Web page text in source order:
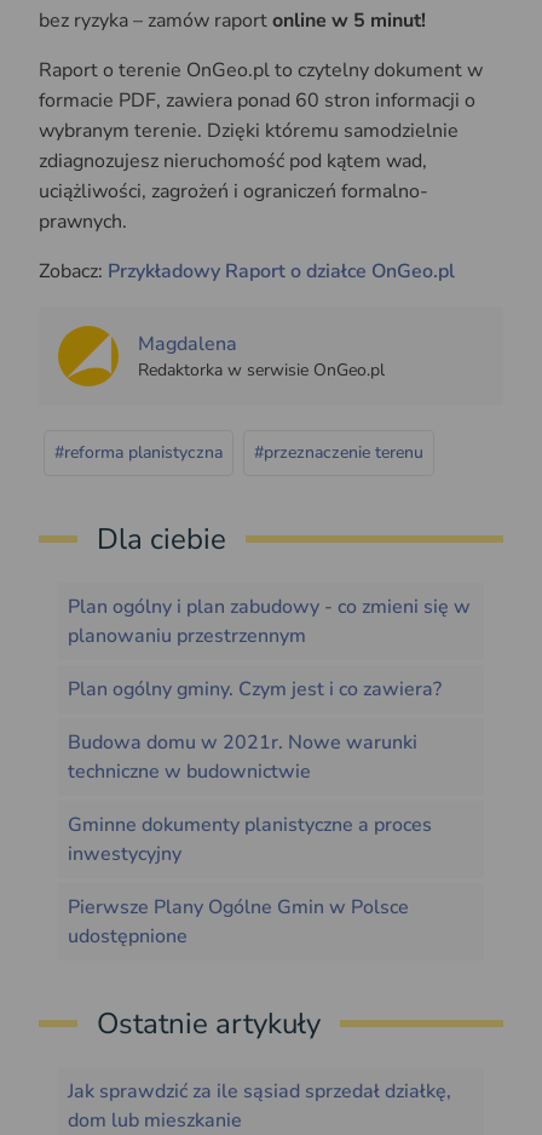
bez ryzyka – zamów raportonline w 5 minut!
Raport o terenie OnGeo.pl to czytelny dokument w
formacie PDF, zawiera ponad 60 stron informacji o
wybranym terenie. Dzięki któremu samodzielnie
zdiagnozujesz nieruchomość pod kątem wad,
uciążliwości, zagrożeń i ograniczeń formalno-
prawnych.
Zobacz: Przykładowy Raport o działce OnGeo.pl
Magdalena
Redaktorka w serwisie OnGeo.pl
#reforma planistyczna #przeznaczenie terenu
Dla ciebie
Plan ogólny i plan zabudowy - co zmieni się w
planowaniu przestrzennym
Plan ogólny gminy. Czym jest i co zawiera?
Budowa domu w 2021r. Nowe warunki
techniczne w budownictwie
Gminne dokumenty planistyczne a proces
inwestycyjny
Pierwsze Plany Ogólne Gmin w Polsce
udostępnione
Ostatnie artykuły
Jak sprawdzić za ile sąsiad sprzedał działkę,
dom lub mieszkanie